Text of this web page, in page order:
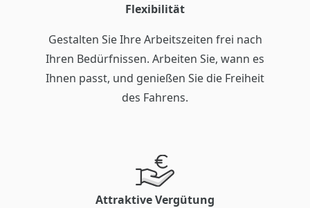
Flexibilität
Gestalten Sie Ihre Arbeitszeiten frei nach
Ihren Bedürfnissen. Arbeiten Sie, wann es
Ihnen passt, und genießen Sie die Freiheit
des Fahrens.
Attraktive Vergütung